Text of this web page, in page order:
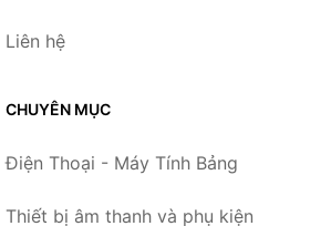
Liên hệ
CHUYÊN MỤC
Điện Thoại - Máy Tính Bảng
Thiết bị âm thanh và phụ kiện